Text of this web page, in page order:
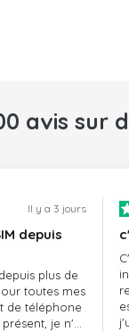
avis sur
Il y a 3 jours
depuis
plus de
toutes mes
de téléphone
je n'ai